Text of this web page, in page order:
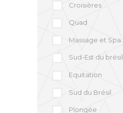
Croisières
Quad
Massage et Spa
Sud-Est du brésil
Equitation
Sud du Brésil
Plongée